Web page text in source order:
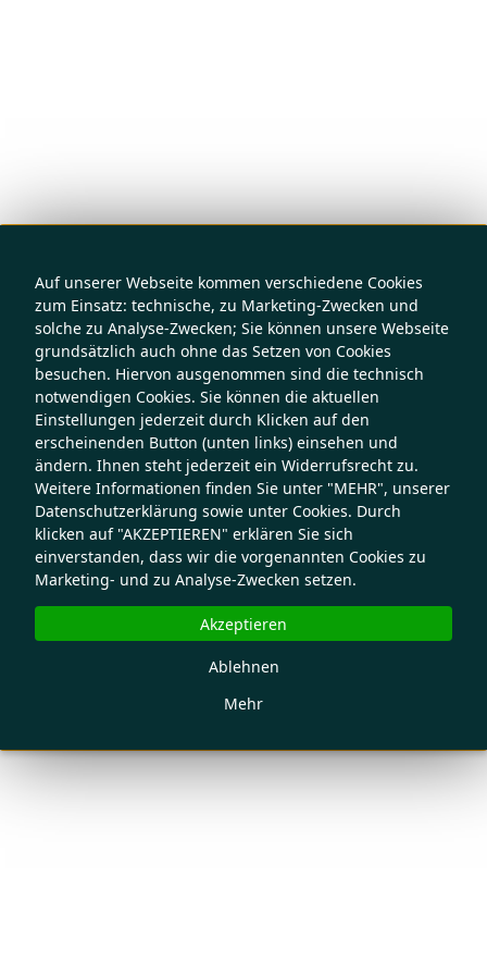
Auf unserer Webseite kommen verschiedene Cookies
zum Einsatz: technische, zu Marketing-Zwecken und
solche zu Analyse-Zwecken; Sie können unsere Webseite
grundsätzlich auch ohne das Setzen von Cookies
besuchen. Hiervon ausgenommen sind die technisch
notwendigen Cookies. Sie können die aktuellen
Einstellungen jederzeit durch Klicken auf den
erscheinenden Button (unten links) einsehen und
ändern. Ihnen steht jederzeit ein Widerrufsrecht zu.
Weitere Informationen finden Sie unter "MEHR", unserer
Datenschutzerklärung sowie unter Cookies. Durch
klicken auf "AKZEPTIEREN" erklären Sie sich
einverstanden, dass wir die vorgenannten Cookies zu
Marketing- und zu Analyse-Zwecken setzen.
Mehr
Ablehnen
Akzeptieren